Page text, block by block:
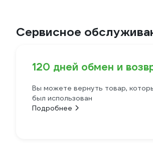
Сервисное
120 дней обмен и
Вы можете вернуть товар,
был использован
Подробнее